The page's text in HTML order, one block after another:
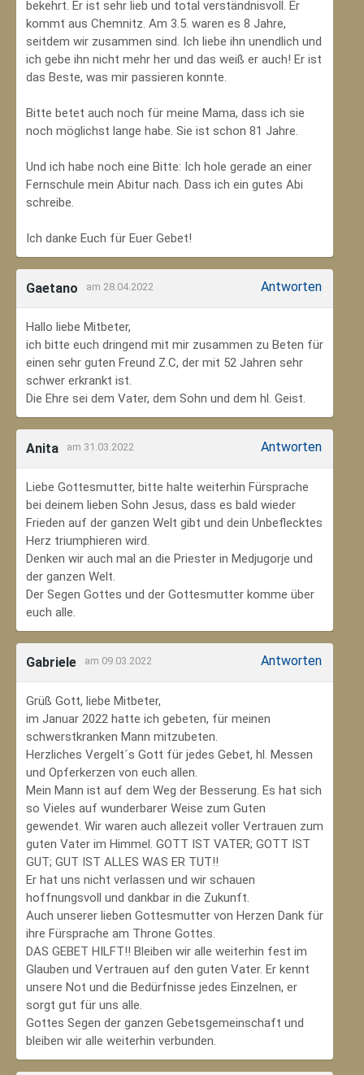
bekehrt. Er ist sehr lieb und total verständnisvoll. Er
kommt aus Chemnitz. Am 3.5. waren es 8 Jahre,
seitdem wir zusammen sind. Ich liebe ihn unendlich und
ich gebe ihn nicht mehr her und das weiß er auch! Er ist
das Beste, was mir passieren konnte.
Bitte betet auch noch für meine Mama, dass ich sie
noch möglichst lange habe. Sie ist schon 81 Jahre.
Und ich habe noch eine Bitte: Ich hole gerade an einer
Fernschule mein Abitur nach. Dass ich ein gutes Abi
schreibe.
Ich danke Euch für Euer Gebet!
Gaetano am 28.04.2022 Antworten
Hallo liebe Mitbeter,
ich bitte euch dringend mit mir zusammen zu Beten für
einen sehr guten Freund Z.C, der mit 52 Jahren sehr
schwer erkrankt ist.
Die Ehre sei dem Vater, dem Sohn und dem hl. Geist.
Anita am 31.03.2022 Antworten
Liebe Gottesmutter, bitte halte weiterhin Fürsprache
bei deinem lieben Sohn Jesus, dass es bald wieder
Frieden auf der ganzen Welt gibt und dein Unbeflecktes
Herz triumphieren wird.
Denken wir auch mal an die Priester in Medjugorje und
der ganzen Welt.
Der Segen Gottes und der Gottesmutter komme über
euch alle.
Gabriele am 09.03.2022 Antworten
Grüß Gott, liebe Mitbeter,
im Januar 2022 hatte ich gebeten, für meinen
schwerstkranken Mann mitzubeten.
Herzliches Vergelt´s Gott für jedes Gebet, hl. Messen
und Opferkerzen von euch allen.
Mein Mann ist auf dem Weg der Besserung. Es hat sich
so Vieles auf wunderbarer Weise zum Guten
gewendet. Wir waren auch allezeit voller Vertrauen zum
guten Vater im Himmel. GOTT IST VATER; GOTT IST
GUT; GUT IST ALLES WAS ER TUT!!
Er hat uns nicht verlassen und wir schauen
hoffnungsvoll und dankbar in die Zukunft.
Auch unserer lieben Gottesmutter von Herzen Dank für
ihre Fürsprache am Throne Gottes.
DAS GEBET HILFT!! Bleiben wir alle weiterhin fest im
Glauben und Vertrauen auf den guten Vater. Er kennt
unsere Not und die Bedürfnisse jedes Einzelnen, er
sorgt gut für uns alle.
Gottes Segen der ganzen Gebetsgemeinschaft und
bleiben wir alle weiterhin verbunden.